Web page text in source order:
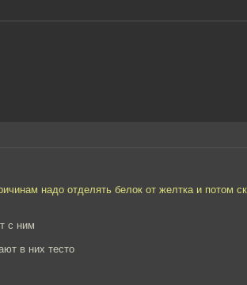
надо отделять белок от желтка и потом
с ним
в них тесто